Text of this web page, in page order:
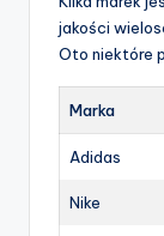
jakości
Oto niektóre
Marka
Adidas
Nike